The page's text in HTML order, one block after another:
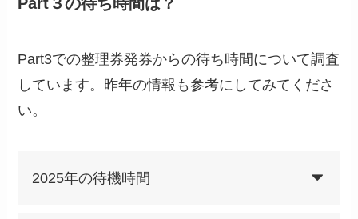
Part3での整理券発券からの待ち時間について調査
しています。昨年の情報も参考にしてみてくださ
い。
2025年の待機時間